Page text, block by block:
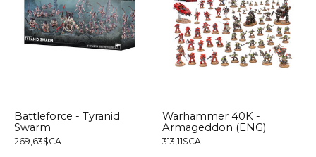
Battleforce - Tyranid
Swarm
269,63$CA
Warhammer 40K -
Armageddon (ENG)
313,11$CA